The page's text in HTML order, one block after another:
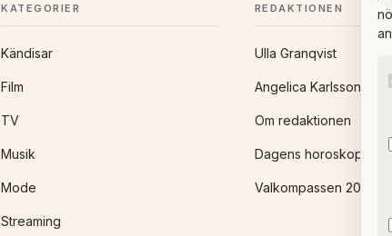
KATEGORIER
Kändisar
Film
TV
Musik
Mode
Streaming
REDAKTIONEN
Ulla Granqvist
Angelica Karlsson
Om redaktionen
Dagens horoskop
Valkompassen 2026